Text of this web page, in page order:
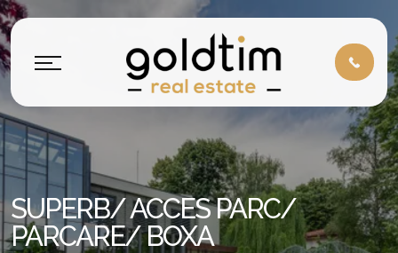
SUPERB/ ACCES PARC/
PARCARE/ BOXA